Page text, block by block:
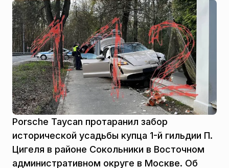
Porsche Taycan протаранил забор
исторической усадьбы купца 1-й гильдии П.
Цигеля в районе Сокольники в Восточном
административном округе в Москве. Об